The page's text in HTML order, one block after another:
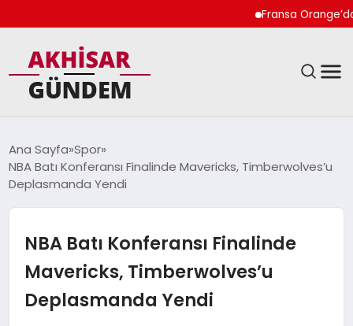
Fransa Orange’da
DÜNYA
TEKNOLOJI
Ana Sayfa Spor
NBA Batı Konferansı Finalinde Mavericks, Timberwolves’u
Deplasmanda Yendi
NBA Batı Konferansı Finalinde
Mavericks, Timberwolves’u
Deplasmanda Yendi